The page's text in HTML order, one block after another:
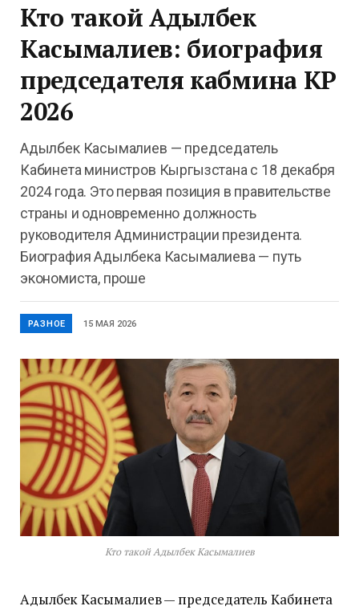
Кто такой Адылбек
Касымалиев: биография
председателя кабмина КР
2026
Адылбек Касымалиев — председатель
Кабинета министров Кыргызстана с 18 декабря
2024 года. Это первая позиция в правительстве
страны и одновременно должность
руководителя Администрации президента.
Биография Адылбека Касымалиева — путь
экономиста, проше
РАЗНОЕ 15 МАЯ 2026
Кто такой Адылбек Касымалиев
Адылбек Касымалиев — председатель Кабинета